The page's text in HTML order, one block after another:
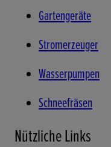
Gartengeräte
Stromerzeuger
Wasserpumpen
Schneefräsen
Nützliche Links